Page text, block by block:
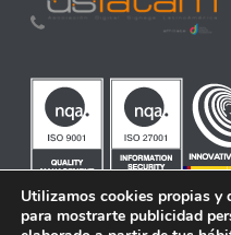
Utilizamos cookies propias y
para mostrarte publicidad